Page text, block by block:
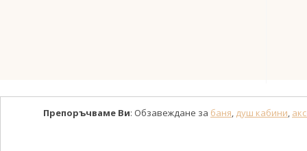
Препоръчваме Ви: Обзавеждане за баня, душ кабини,